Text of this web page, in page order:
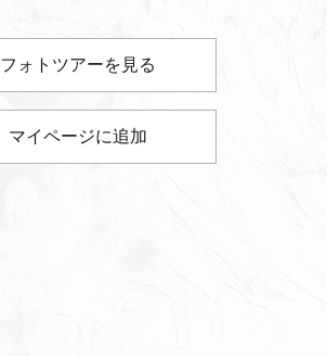
フォトツアーを見る
マイページに追加